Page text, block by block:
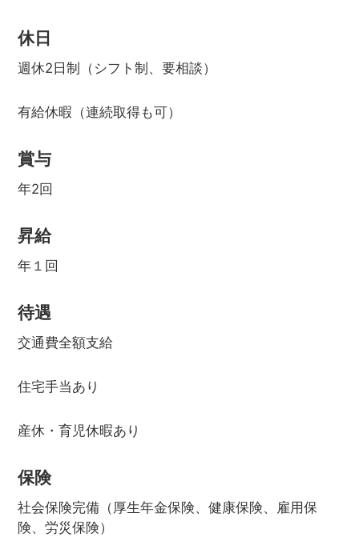
休日
週休2日制（シフト制、要相談）
有給休暇（連続取得も可）
賞与
年2回
昇給
年１回
待遇
交通費全額支給
住宅手当あり
産休・育児休暇あり
保険
社会保険完備（厚生年金保険、健康保険、雇用保
険、労災保険）